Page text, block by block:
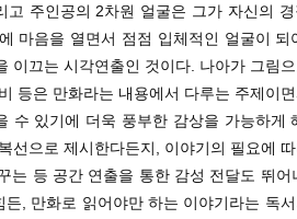
고 주인공의 2차원 얼굴은 그가 자신의
마음을 열면서 점점 입체적인 얼굴이 되
이끄는 시각연출인 것이다. 나아가 그림
등은 만화라는 내용에서 다루는 주제이
수 있기에 더욱 풍부한 감상을 가능하게
선으로 제시한다든지, 이야기의 필요에
는 등 공간 연출을 통한 감성 전달도 뛰어
, 만화로 읽어야만 하는 이야기라는 독